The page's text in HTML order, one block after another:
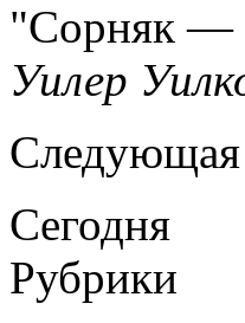
Сорняк —
Уилер
Следующая
Сегодня
Рубрики